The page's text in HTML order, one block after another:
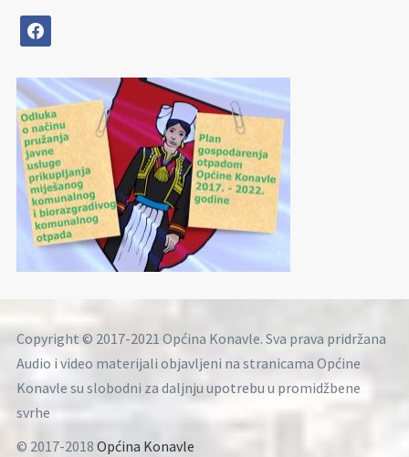
facebook
Copyright © 2017-2021 Općina Konavle. Sva prava pridržana
Audio i video materijali objavljeni na stranicama Općine
Konavle su slobodni za daljnju upotrebu u promidžbene
svrhe
© 2017-2018 Općina Konavle